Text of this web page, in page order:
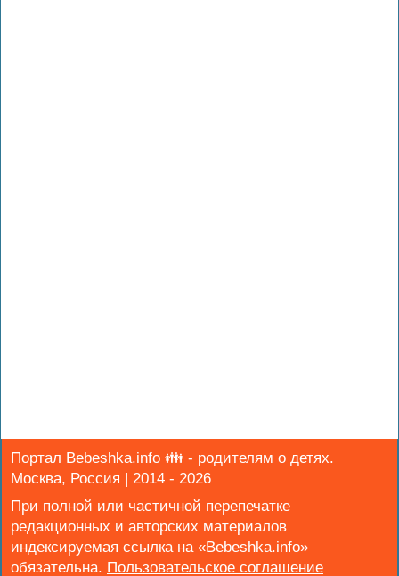
Портал Bebeshka.info 👪 - родителям о детях.
Москва, Россия | 2014 - 2026
При полной или частичной перепечатке
редакционных и авторских материалов
индексируемая ссылка на «Bebeshka.info»
обязательна.